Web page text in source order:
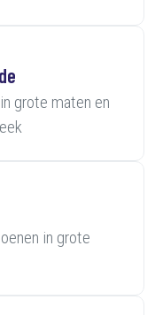
grote maten en
in grote